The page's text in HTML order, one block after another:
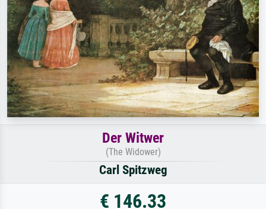
Hokusai, Akt.
Baum.
Der Witwer
(The Widower)
Carl Spitzweg
€ 146.33